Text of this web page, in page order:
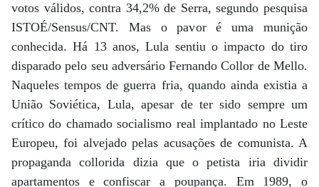
votos válidos, contra 34,2% de Serra, segundo pesquisa
ISTOÉ/Sensus/CNT. Mas o pavor é uma munição
conhecida. Há 13 anos, Lula sentiu o impacto do tiro
disparado pelo seu adversário Fernando Collor de Mello.
Naqueles tempos de guerra fria, quando ainda existia a
União Soviética, Lula, apesar de ter sido sempre um
crítico do chamado socialismo real implantado no Leste
Europeu, foi alvejado pelas acusações de comunista. A
propaganda collorida dizia que o petista iria dividir
apartamentos e confiscar a poupança. Em 1989, o